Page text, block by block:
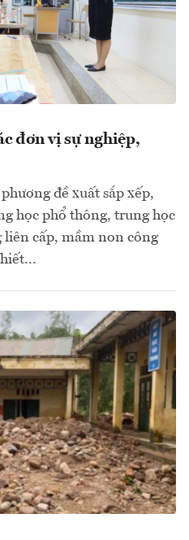
đơn vị sự nghiệp,
đề xuất sắp xếp,
học phổ thông, trung học
liên cấp, mầm non công